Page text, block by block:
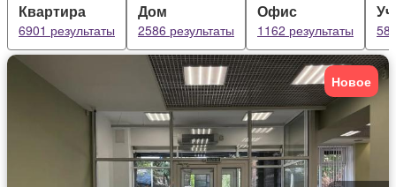
Квартира
6901 результаты
Дом
2586 результаты
Офис
1162 результаты
Новое